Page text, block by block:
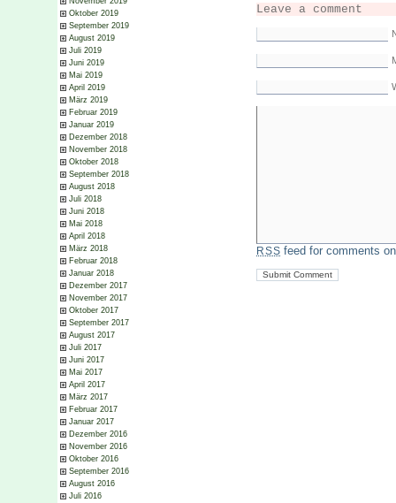
Oktober 2019
September 2019
August 2019
Juli 2019
Juni 2019
Mai 2019
April 2019
März 2019
Februar 2019
Januar 2019
Dezember 2018
November 2018
Oktober 2018
September 2018
August 2018
Juli 2018
Juni 2018
Mai 2018
April 2018
März 2018
Februar 2018
Januar 2018
Dezember 2017
November 2017
Oktober 2017
September 2017
August 2017
Juli 2017
Juni 2017
Mai 2017
April 2017
März 2017
Februar 2017
Januar 2017
Dezember 2016
November 2016
Oktober 2016
September 2016
August 2016
Juli 2016
Leave a comment
RSS feed for comments